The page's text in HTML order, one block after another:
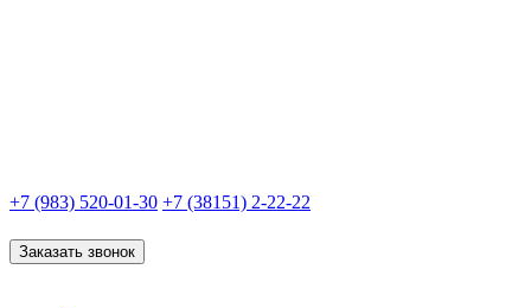
+7 (983) 520-01-30 +7 (38151) 2-22-22
Заказать звонок